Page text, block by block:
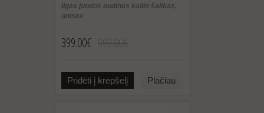
Ilgas juodos audinės kailio šalikas,
unisex
399.00€
Pridėti į krepšelį Plačiau